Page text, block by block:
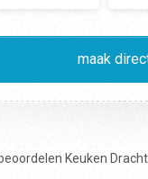
maak
Keuken